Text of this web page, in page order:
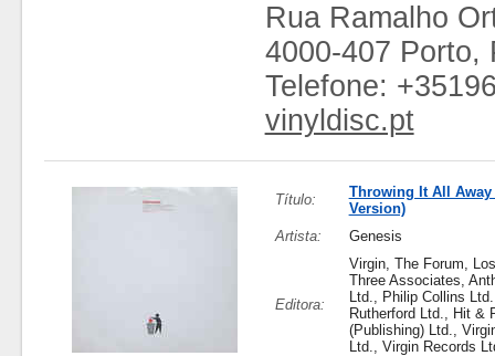
Rua Ramalho
4000-407 Porto,
Telefone:
vinyldisc.pt
Título:
Throwing It All Away
Version)
Artista:
Genesis
Editora:
Virgin, The Forum,
Three Associates,
Ltd., Philip Collins
Rutherford Ltd., Hit &
(Publishing) Ltd.,
Ltd., Virgin Records